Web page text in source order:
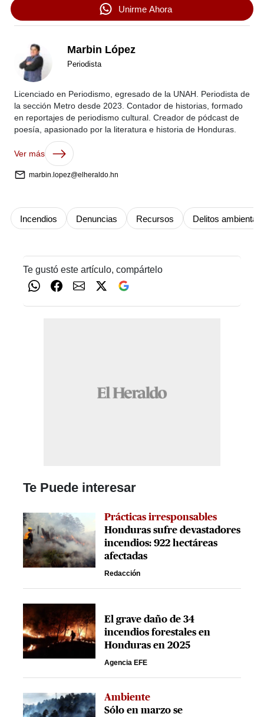
Unirme Ahora
Marbin López
Periodista
Licenciado en Periodismo, egresado de la UNAH. Periodista de
la sección Metro desde 2023. Contador de historias, formado
en reportajes de periodismo cultural. Creador de pódcast de
poesía, apasionado por la literatura e historia de Honduras.
Ver más
marbin.lopez@elheraldo.hn
Incendios Denuncias Recursos Delitos
Te gustó este artículo, compártelo
Te Puede interesar
Prácticas irresponsables
Honduras sufre devastadores
incendios: 922 hectáreas
afectadas
Redacción
El grave daño de 34
incendios forestales en
Honduras en 2025
Agencia EFE
Ambiente
Sólo en marzo se